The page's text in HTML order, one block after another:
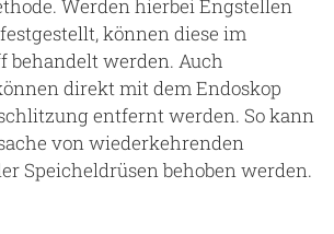
Werden hierbei Engstellen
können diese im
behandelt werden. Auch
direkt mit dem Endoskop
entfernt werden. So kann
von wiederkehrenden
Speicheldrüsen behoben werden.